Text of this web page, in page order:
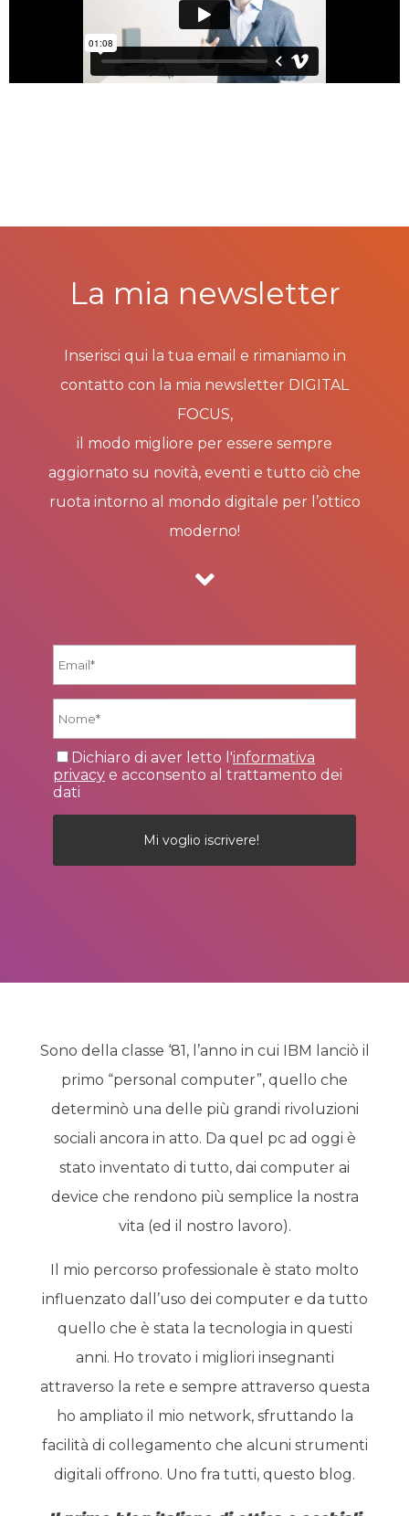
La mia newsletter
Inserisci qui la tua email e rimaniamo in
contatto con la mia newsletter DIGITAL
FOCUS,
il modo migliore per essere sempre
aggiornato su novità, eventi e tutto ciò che
ruota intorno al mondo digitale per l’ottico
moderno!
Dichiaro di aver letto l'informativa
privacy e acconsento al trattamento dei
dati
Sono della classe ‘81, l’anno in cui IBM lanciò il
primo “personal computer”, quello che
determinò una delle più grandi rivoluzioni
sociali ancora in atto. Da quel pc ad oggi è
stato inventato di tutto, dai computer ai
device che rendono più semplice la nostra
vita (ed il nostro lavoro).
Il mio percorso professionale è stato molto
influenzato dall’uso dei computer e da tutto
quello che è stata la tecnologia in questi
anni. Ho trovato i migliori insegnanti
attraverso la rete e sempre attraverso questa
ho ampliato il mio network, sfruttando la
facilità di collegamento che alcuni strumenti
digitali offrono. Uno fra tutti, questo blog.